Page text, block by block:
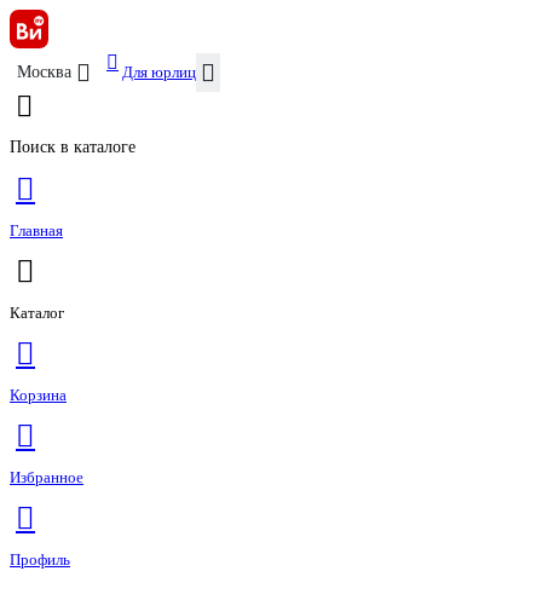
Москва Для юрлиц
Поиск в каталоге
Главная
Каталог
Корзина
Избранное
Профиль